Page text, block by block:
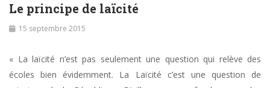
Le principe de laïcité
15 septembre 2015
« La laïcité n’est pas seulement une question qui relève des
écoles bien évidemment. La Laïcité c’est une question de